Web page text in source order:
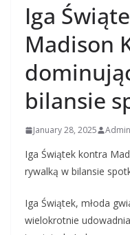
Iga
Madison
bilansie
January 28, 2025 Admin
Iga Świątek kontra
rywalką w bilansie
Iga Świątek, młoda
wielokrotnie